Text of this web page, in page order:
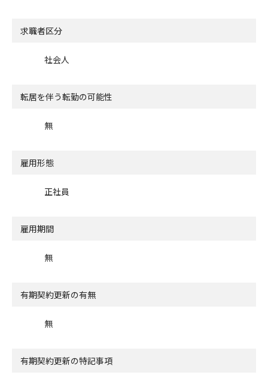
求職者区分
社会人
転居を伴う転勤の可能性
無
雇用形態
正社員
雇用期間
無
有期契約更新の有無
無
有期契約更新の特記事項